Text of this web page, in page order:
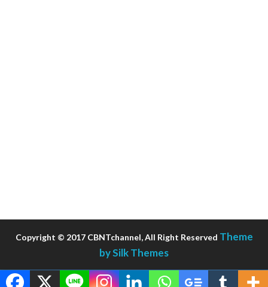
Copyright © 2017 CBNTchannel, All Right Reserved Theme
by Silk Themes